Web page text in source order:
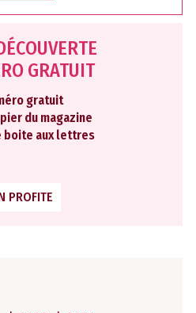
GRATUIT
gratuit
du magazine
boite aux lettres
PROFITE